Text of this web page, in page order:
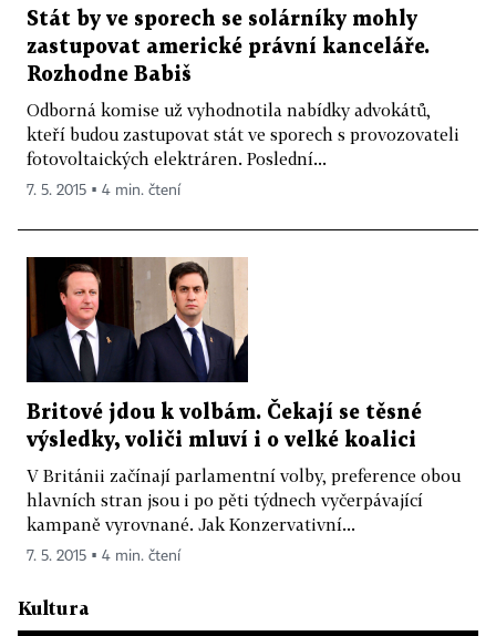
Stát by ve sporech se solárníky mohly
zastupovat americké právní kanceláře.
Rozhodne Babiš
Odborná komise už vyhodnotila nabídky advokátů,
kteří budou zastupovat stát ve sporech s provozovateli
fotovoltaických elektráren. Poslední...
7. 5. 2015 ▪ 4 min. čtení
Britové jdou k volbám. Čekají se těsné
výsledky, voliči mluví i o velké koalici
V Británii začínají parlamentní volby, preference obou
hlavních stran jsou i po pěti týdnech vyčerpávající
kampaně vyrovnané. Jak Konzervativní...
7. 5. 2015 ▪ 4 min. čtení
Kultura